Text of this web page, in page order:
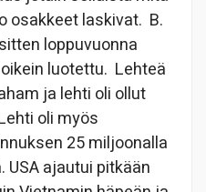
osakkeet laskivat. B.
loppuvuonna
luotettu. Lehteä
ja lehti oli ollut
oli myös
25 miljoonalla
ajautui pitkään